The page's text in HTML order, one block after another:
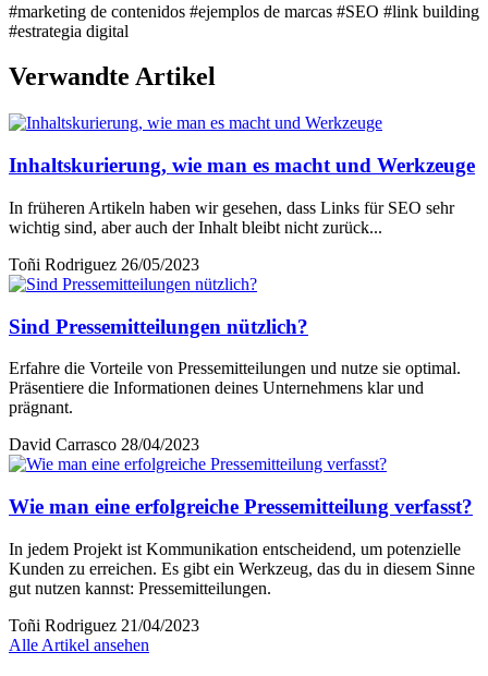
#marketing de contenidos #ejemplos de marcas #SEO #link building
#estrategia digital
Verwandte Artikel
Inhaltskurierung, wie man es macht und Werkzeuge
In früheren Artikeln haben wir gesehen, dass Links für SEO sehr
wichtig sind, aber auch der Inhalt bleibt nicht zurück...
Toñi Rodriguez 26/05/2023
Sind Pressemitteilungen nützlich?
Erfahre die Vorteile von Pressemitteilungen und nutze sie optimal.
Präsentiere die Informationen deines Unternehmens klar und
prägnant.
David Carrasco 28/04/2023
Wie man eine erfolgreiche Pressemitteilung verfasst?
In jedem Projekt ist Kommunikation entscheidend, um potenzielle
Kunden zu erreichen. Es gibt ein Werkzeug, das du in diesem Sinne
gut nutzen kannst: Pressemitteilungen.
Toñi Rodriguez 21/04/2023
Alle Artikel ansehen